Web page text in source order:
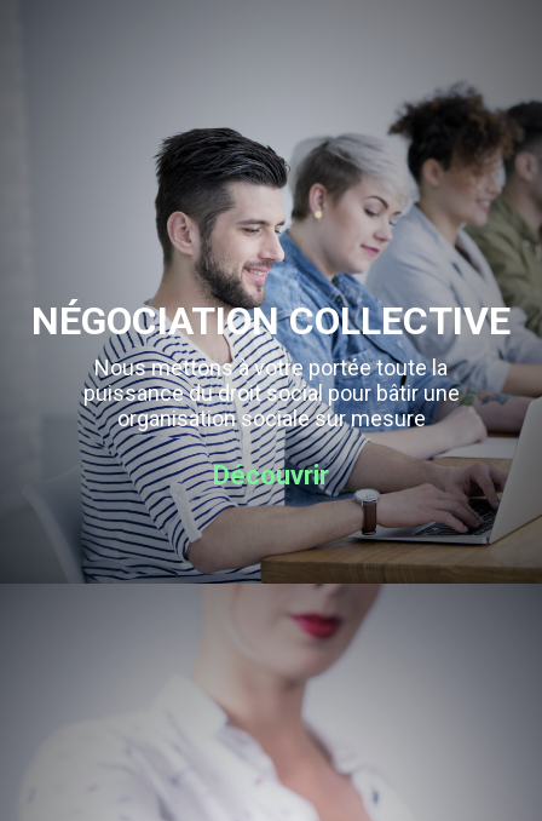
NÉGOCIATION COLLECTIVE
Nous mettons à votre portée toute la
puissance du droit social pour bâtir une
organisation sociale sur mesure
Découvrir